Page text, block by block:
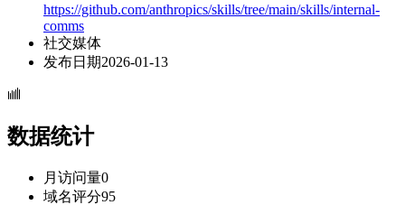
https://github.com/anthropics/skills/tree/main/skills/internal-
comms
社交媒体
发布日期2026-01-13
数据统计
月访问量0
域名评分95